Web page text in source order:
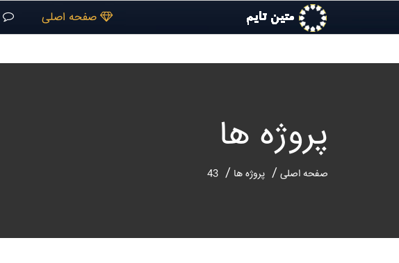
صفحه اصلی
پروژه ها
صفحه اصلی پروژه ها 43